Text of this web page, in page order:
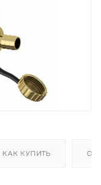
КАК КУПИТЬ